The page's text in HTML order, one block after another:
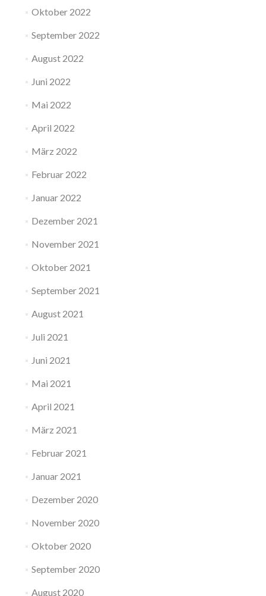
Oktober 2022
September 2022
August 2022
Juni 2022
Mai 2022
April 2022
März 2022
Februar 2022
Januar 2022
Dezember 2021
November 2021
Oktober 2021
September 2021
August 2021
Juli 2021
Juni 2021
Mai 2021
April 2021
März 2021
Februar 2021
Januar 2021
Dezember 2020
November 2020
Oktober 2020
September 2020
August 2020